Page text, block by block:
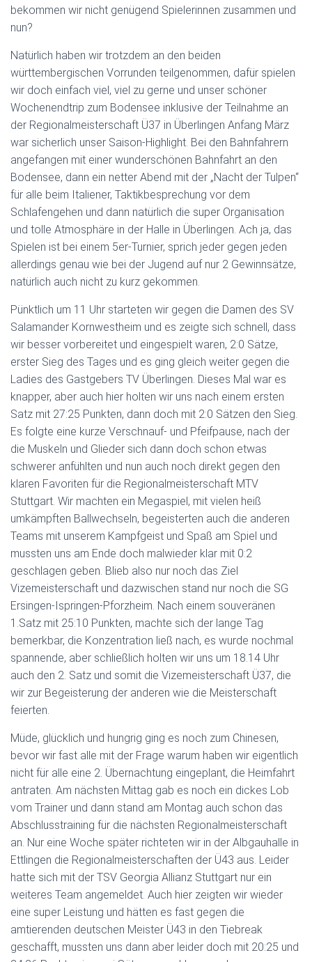
bekommen wir nicht genügend Spielerinnen zusammen und
nun?
Natürlich haben wir trotzdem an den beiden
württembergischen Vorrunden teilgenommen, dafür spielen
wir doch einfach viel, viel zu gerne und unser schöner
Wochenendtrip zum Bodensee inklusive der Teilnahme an
der Regionalmeisterschaft Ü37 in Überlingen Anfang März
war sicherlich unser Saison-Highlight. Bei den Bahnfahrern
angefangen mit einer wunderschönen Bahnfahrt an den
Bodensee, dann ein netter Abend mit der „Nacht der Tulpen“
für alle beim Italiener, Taktikbesprechung vor dem
Schlafengehen und dann natürlich die super Organisation
und tolle Atmosphäre in der Halle in Überlingen. Ach ja, das
Spielen ist bei einem 5er-Turnier, sprich jeder gegen jeden
allerdings genau wie bei der Jugend auf nur 2 Gewinnsätze,
natürlich auch nicht zu kurz gekommen.
Pünktlich um 11 Uhr starteten wir gegen die Damen des SV
Salamander Kornwestheim und es zeigte sich schnell, dass
wir besser vorbereitet und eingespielt waren, 2:0 Sätze,
erster Sieg des Tages und es ging gleich weiter gegen die
Ladies des Gastgebers TV Überlingen. Dieses Mal war es
knapper, aber auch hier holten wir uns nach einem ersten
Satz mit 27:25 Punkten, dann doch mit 2:0 Sätzen den Sieg.
Es folgte eine kurze Verschnauf- und Pfeifpause, nach der
die Muskeln und Glieder sich dann doch schon etwas
schwerer anfühlten und nun auch noch direkt gegen den
klaren Favoriten für die Regionalmeisterschaft MTV
Stuttgart. Wir machten ein Megaspiel, mit vielen heiß
umkämpften Ballwechseln, begeisterten auch die anderen
Teams mit unserem Kampfgeist und Spaß am Spiel und
mussten uns am Ende doch malwieder klar mit 0:2
geschlagen geben. Blieb also nur noch das Ziel
Vizemeisterschaft und dazwischen stand nur noch die SG
Ersingen-Ispringen-Pforzheim. Nach einem souveränen
1.Satz mit 25:10 Punkten, machte sich der lange Tag
bemerkbar, die Konzentration ließ nach, es wurde nochmal
spannende, aber schließlich holten wir uns um 18.14 Uhr
auch den 2. Satz und somit die Vizemeisterschaft Ü37, die
wir zur Begeisterung der anderen wie die Meisterschaft
feierten.
Müde, glücklich und hungrig ging es noch zum Chinesen,
bevor wir fast alle mit der Frage warum haben wir eigentlich
nicht für alle eine 2. Übernachtung eingeplant, die Heimfahrt
antraten. Am nächsten Mittag gab es noch ein dickes Lob
vom Trainer und dann stand am Montag auch schon das
Abschlusstraining für die nächsten Regionalmeisterschaft
an. Nur eine Woche später richteten wir in der Albgauhalle in
Ettlingen die Regionalmeisterschaften der Ü43 aus. Leider
hatte sich mit der TSV Georgia Allianz Stuttgart nur ein
weiteres Team angemeldet. Auch hier zeigten wir wieder
eine super Leistung und hätten es fast gegen die
amtierenden deutschen Meister Ü43 in den Tiebreak
geschafft, mussten uns dann aber leider doch mit 20:25 und